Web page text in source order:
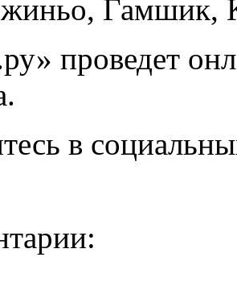
Гамшик,
проведет
в